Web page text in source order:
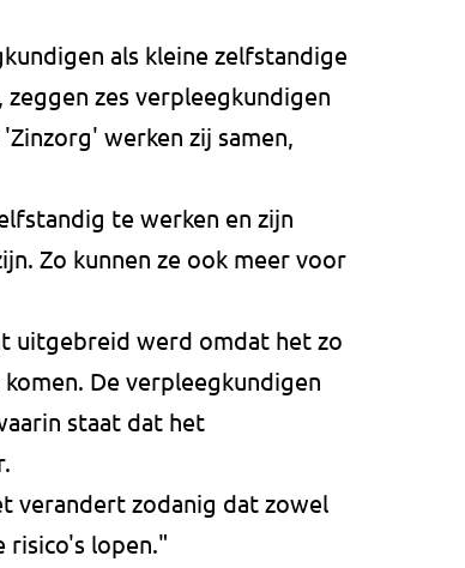
als kleine zelfstandige
zes verpleegkundigen
werken zij samen,
te werken en zijn
Zo kunnen ze ook meer voor
uitgebreid werd omdat het zo
De verpleegkundigen
staat dat het
verandert zodanig dat zowel
risico's lopen."